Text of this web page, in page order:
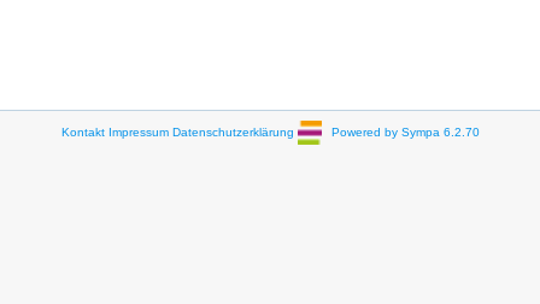
Kontakt Impressum Datenschutzerklärung Powered by Sympa 6.2.70